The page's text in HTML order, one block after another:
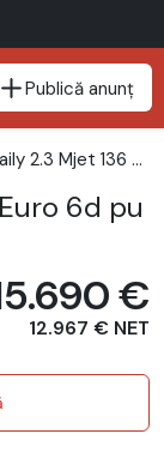
Publică anunț
Iveco Daily 2.3 Mjet 136 CP Euro 6d punte dubla
6d pu
€
12.967 € NET